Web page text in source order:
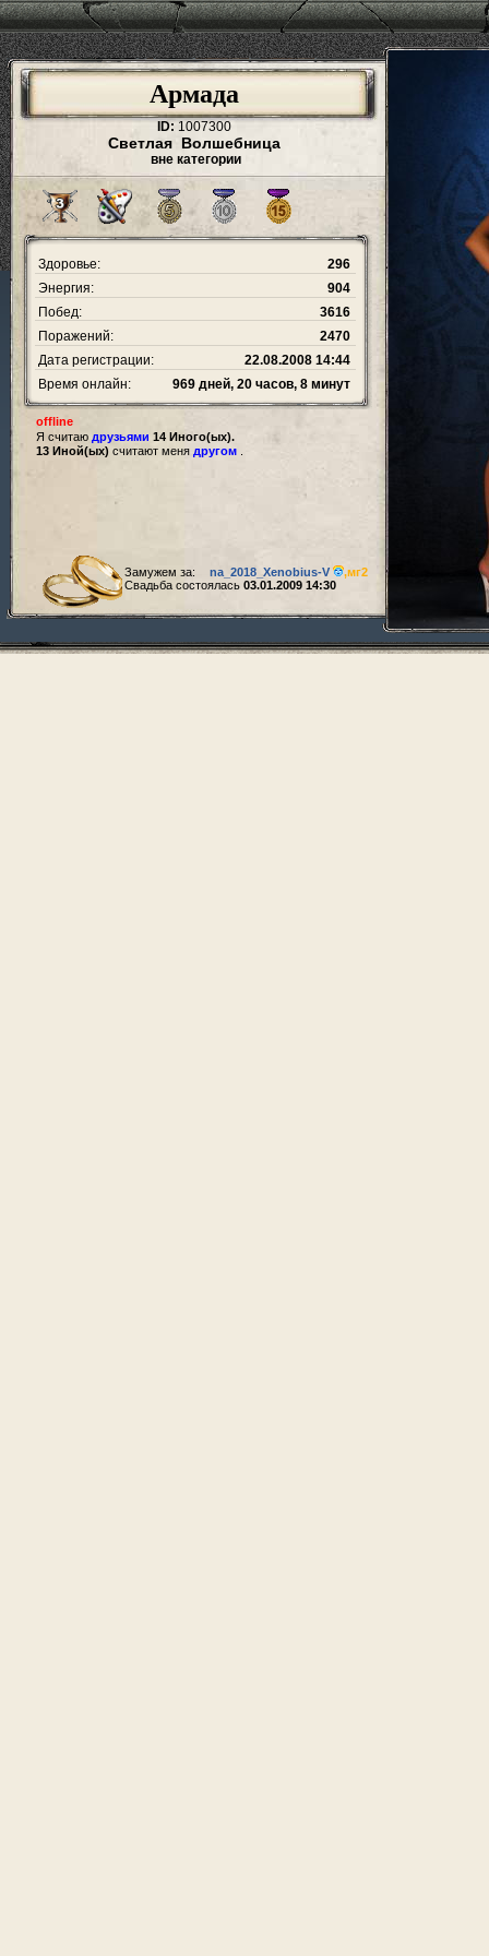
Армада
ID: 1007300
Светлая Волшебница
вне категории
Здоровье:
296
Энергия:
904
Побед:
3616
Поражений:
2470
Дата регистрации:
22.08.2008 14:44
Время онлайн:
969 дней, 20 часов, 8 минут
offline
Я считаю друзьями 14 Иного(ых).
13 Иной(ых) считают меня другом
Замужем за: na_2018_Xenobius-V ,мг2
Свадьба состоялась 03.01.2009 14:30